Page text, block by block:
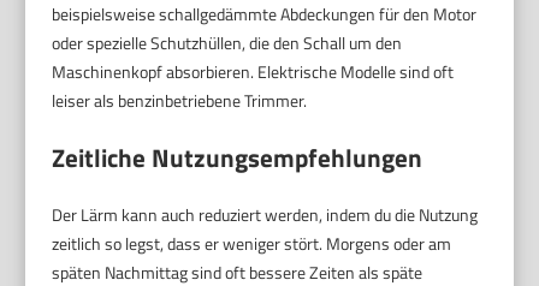
beispielsweise schallgedämmte Abdeckungen für den Motor
oder spezielle Schutzhüllen, die den Schall um den
Maschinenkopf absorbieren. Elektrische Modelle sind oft
leiser als benzinbetriebene Trimmer.
Zeitliche Nutzungsempfehlungen
Der Lärm kann auch reduziert werden, indem du die Nutzung
zeitlich so legst, dass er weniger stört. Morgens oder am
späten Nachmittag sind oft bessere Zeiten als späte